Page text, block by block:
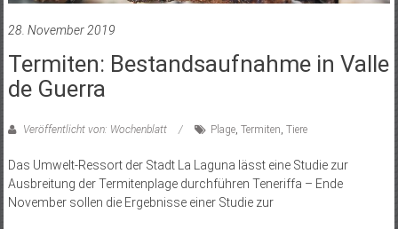
28. November 2019
Termiten: Bestandsaufnahme in Valle
de Guerra
Veröffentlicht von: Wochenblatt Plage, Termiten, Tiere
Das Umwelt-Ressort der Stadt La Laguna lässt eine Studie zur
Ausbreitung der Termitenplage durchführen Teneriffa – Ende
November sollen die Ergebnisse einer Studie zur